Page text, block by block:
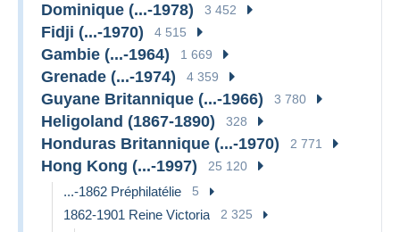
Dominique (...-1978) 3 452
Fidji (...-1970) 4 515
Gambie (...-1964) 1 669
Grenade (...-1974) 4 359
Guyane Britannique (...-1966) 3 780
Heligoland (1867-1890) 328
Honduras Britannique (...-1970) 2 771
Hong Kong (...-1997) 25 120
...-1862 Préphilatélie 5
1862-1901 Reine Victoria 2 325